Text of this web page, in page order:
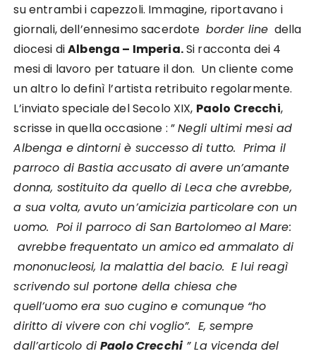
su entrambi i capezzoli. Immagine, riportavano i
giornali, dell’ennesimo sacerdote border line della
diocesi diAlbenga – Imperia.Si racconta dei 4
mesi di lavoro per tatuare il don. Un cliente come
un altro lo definì l’artista retribuito regolarmente.
L’inviato speciale del Secolo XIX, Paolo Crecchi,
scrisse in quella occasione : ”Negli ultimi mesi ad
Albenga e dintorni è successo di tutto. Prima il
parroco di Bastia accusato di avere un’amante
donna, sostituito da quello di Leca che avrebbe,
a sua volta, avuto un’amicizia particolare con un
uomo. Poi il parroco di San Bartolomeo al Mare:
avrebbe frequentato un amico ed ammalato di
mononucleosi, la malattia del bacio. E lui reagì
scrivendo sul portone della chiesa che
quell’uomo era suo cugino e comunque “ho
diritto di vivere con chi voglio”. E, sempre
dall’articolo diPaolo Crecchi” La vicenda del